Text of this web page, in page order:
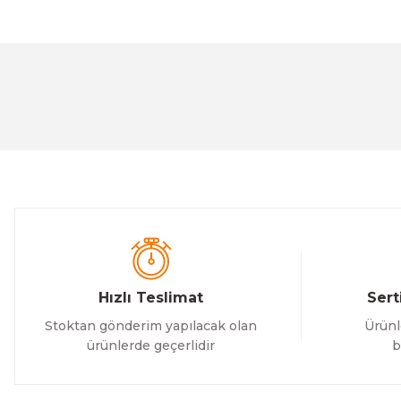
Hızlı Teslimat
Stoktan gönderim yapılacak olan
ürünlerde geçerlidir